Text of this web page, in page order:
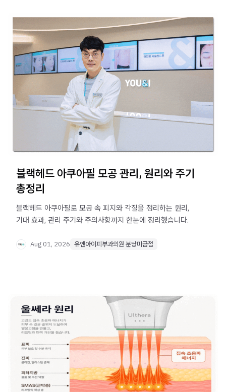
블랙헤드 아쿠아필 모공 관리, 원리와 주기
총정리
블랙헤드 아쿠아필로 모공 속 피지와 각질을 정리하는 원리,
기대 효과, 관리 주기와 주의사항까지 한눈에 정리했습니다.
Aug 01, 2026 유앤아이피부과의원 분당미금점